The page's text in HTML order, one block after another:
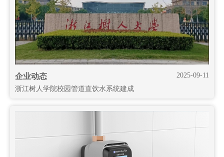
2025-09-11
企业动态
浙江树人学院校园管道直饮水系统建成